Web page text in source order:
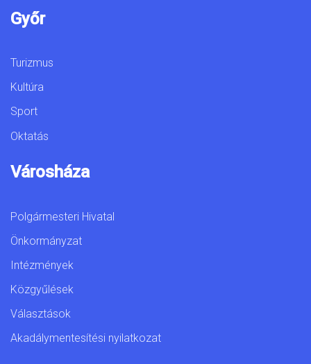
Győr
Turizmus
Kultúra
Sport
Oktatás
Városháza
Polgármesteri Hivatal
Önkormányzat
Intézmények
Közgyűlések
Választások
Akadálymentesítési nyilatkozat